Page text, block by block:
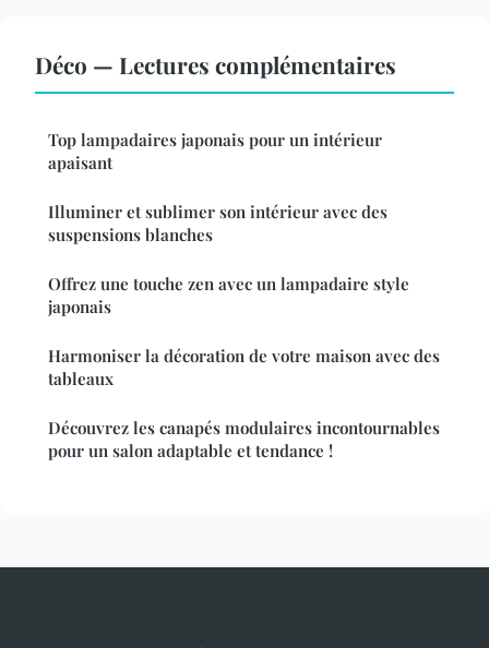
Déco — Lectures complémentaires
Top lampadaires japonais pour un intérieur
apaisant
Illuminer et sublimer son intérieur avec des
suspensions blanches
Offrez une touche zen avec un lampadaire style
japonais
Harmoniser la décoration de votre maison avec des
tableaux
Découvrez les canapés modulaires incontournables
pour un salon adaptable et tendance !